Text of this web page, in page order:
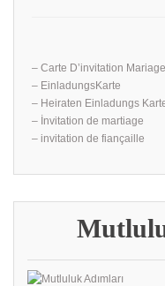
– Carte D’invitation Mariage
– EinladungsKarte
– Heiraten Einladungs
– İnvitation de martiage
– invitation de fiançaille